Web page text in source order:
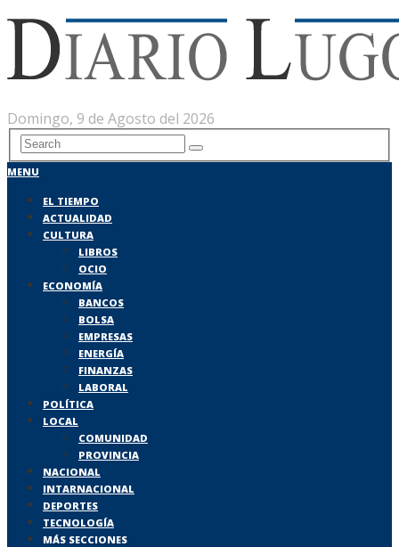
Domingo, 9 de Agosto del 2026
MENU
EL TIEMPO
ACTUALIDAD
CULTURA
LIBROS
OCIO
ECONOMÍA
BANCOS
BOLSA
EMPRESAS
ENERGÍA
FINANZAS
LABORAL
POLÍTICA
LOCAL
COMUNIDAD
PROVINCIA
NACIONAL
INTARNACIONAL
DEPORTES
TECNOLOGÍA
MÁS SECCIONES